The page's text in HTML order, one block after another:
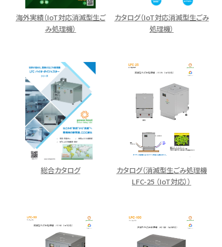
海外実績（IoT対応消滅型生ご
み処理機）
カタログ（IoT対応消滅型生ごみ
処理機）
総合カタログ
カタログ（消滅型生ごみ処理機
LFC-25 （IoT対応））